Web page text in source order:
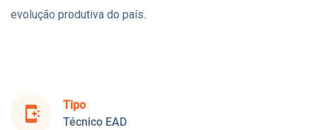
evolução produtiva do país.
app_shortcut
Tipo
Técnico EAD